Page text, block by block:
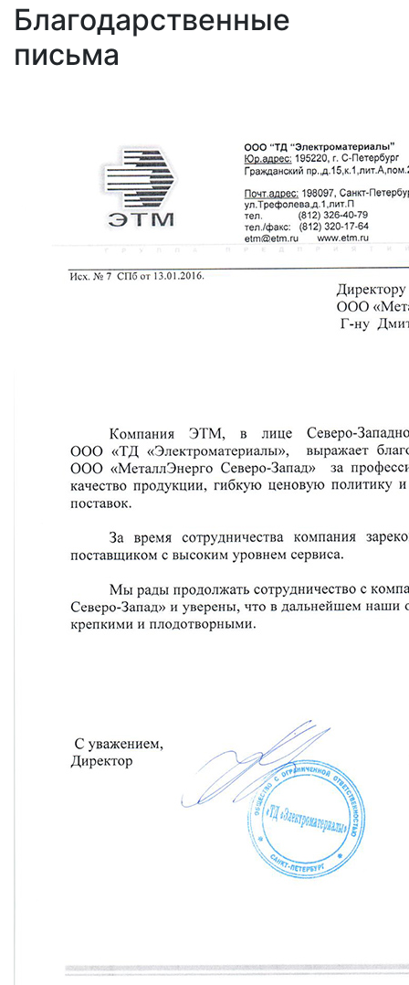
Благодарственные
письма